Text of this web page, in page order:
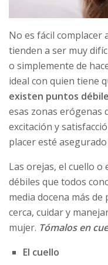
No es fácil complacer
tienden a ser muy
o simplemente de
ideal con quien tiene
existen puntos
esas zonas erógenas
excitación y
placer esté asegurado
Las orejas, el cuello
débiles que todos
media docena más
cerca, cuidar y
mujer. Tómalos en
El cuello